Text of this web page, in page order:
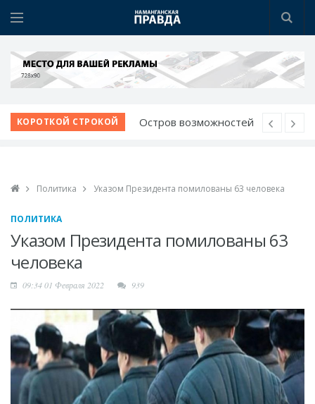
КОРОТКОЙ СТРОКОЙ
Остров возможностей
строителей
Шаг за шагом к
преображаются
Новые дороги и
рабочие места: проекты
Учкургана набирают
темп
Политика Указом Президента помилованы 63 человека
ПОЛИТИКА
Указом Президента помилованы 63
человека
09:34 01 Февраля 2022 939